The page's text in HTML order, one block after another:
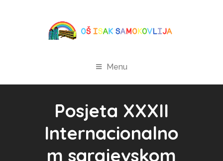
Menu
Posjeta XXXII
Internacionalno
m sarajevskom